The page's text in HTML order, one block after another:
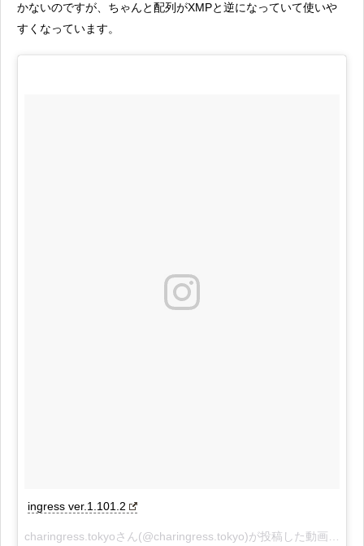
かないのですが、ちゃんと配列がXMPと逆になっていて使いや
すくなっています。
ingress ver.1.101.2